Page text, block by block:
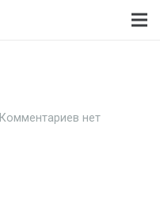
Комментариев нет